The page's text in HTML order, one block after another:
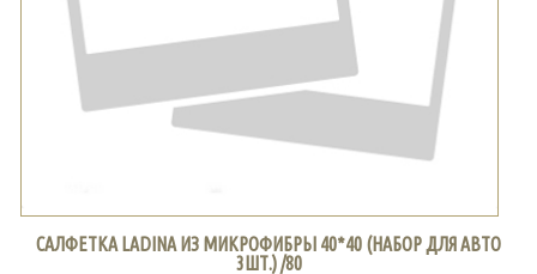
САЛФЕТКА LADINA ИЗ МИКРОФИБРЫ 40*40 (НАБОР ДЛЯ АВТО
3ШТ.) /80